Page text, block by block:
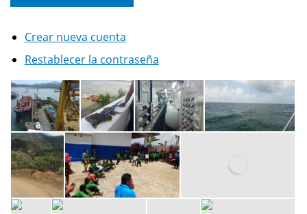
Crear nueva cuenta
Restablecer la contraseña